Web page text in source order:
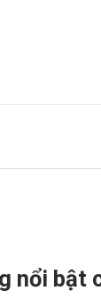
nổi bật